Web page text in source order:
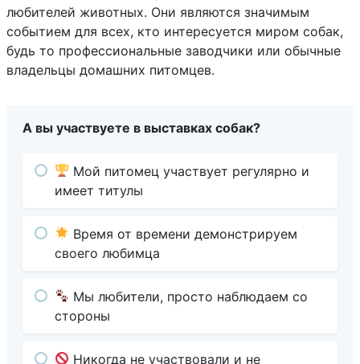
любителей животных. Они являются значимым
событием для всех, кто интересуется миром собак,
будь то профессиональные заводчики или обычные
владельцы домашних питомцев.
А вы участвуете в выставках собак?
Мой питомец участвует регулярно и
имеет титулы
Время от времени демонстрируем
своего любимца
Мы любители, просто наблюдаем со
стороны
Никогда не участвовали и не